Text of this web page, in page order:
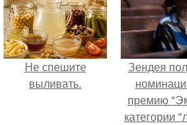
Не спешите
выливать.
Зендея
премию
категории